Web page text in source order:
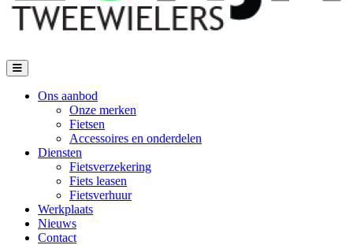
Ons aanbod
Onze merken
Fietsen
Accessoires en onderdelen
Diensten
Fietsverzekering
Fiets leasen
Fietsverhuur
Werkplaats
Nieuws
Contact